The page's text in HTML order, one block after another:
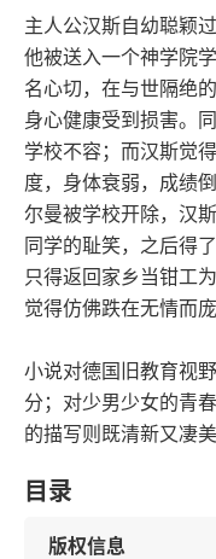
主人公汉斯自幼聪颖
他被送入一个神学院
名心切，在与世隔绝
身心健康受到损害。
学校不容；而汉斯觉
度，身体衰弱，成绩
尔曼被学校开除，汉
同学的耻笑，之后得
只得返回家乡当钳工
觉得仿佛跌在无情而
小说对德国旧教育视
分；对少男少女的青
的描写则既清新又凄
目录
版权信息